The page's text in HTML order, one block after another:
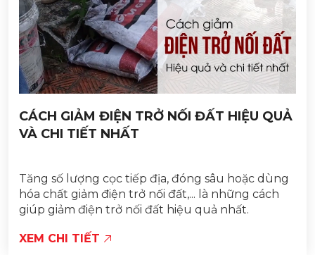
CÁCH GIẢM ĐIỆN TRỞ NỐI ĐẤT HIỆU QUẢ
VÀ CHI TIẾT NHẤT
Tăng số lượng cọc tiếp địa, đóng sâu hoặc dùng
hóa chất giảm điện trở nối đất,... là những cách
giúp giảm điện trở nối đất hiệu quả nhất.
XEM CHI TIẾT